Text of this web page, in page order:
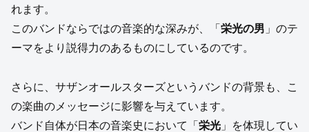
れます。
このバンドならではの音楽的な深みが、「 栄光の男 」のテ
ーマをより説得力のあるものにしているのです。
さらに、サザンオールスターズというバンドの背景も、こ
の楽曲のメッセージに影響を与えています。
バンド自体が日本の音楽史において「 栄光 」を体現してい